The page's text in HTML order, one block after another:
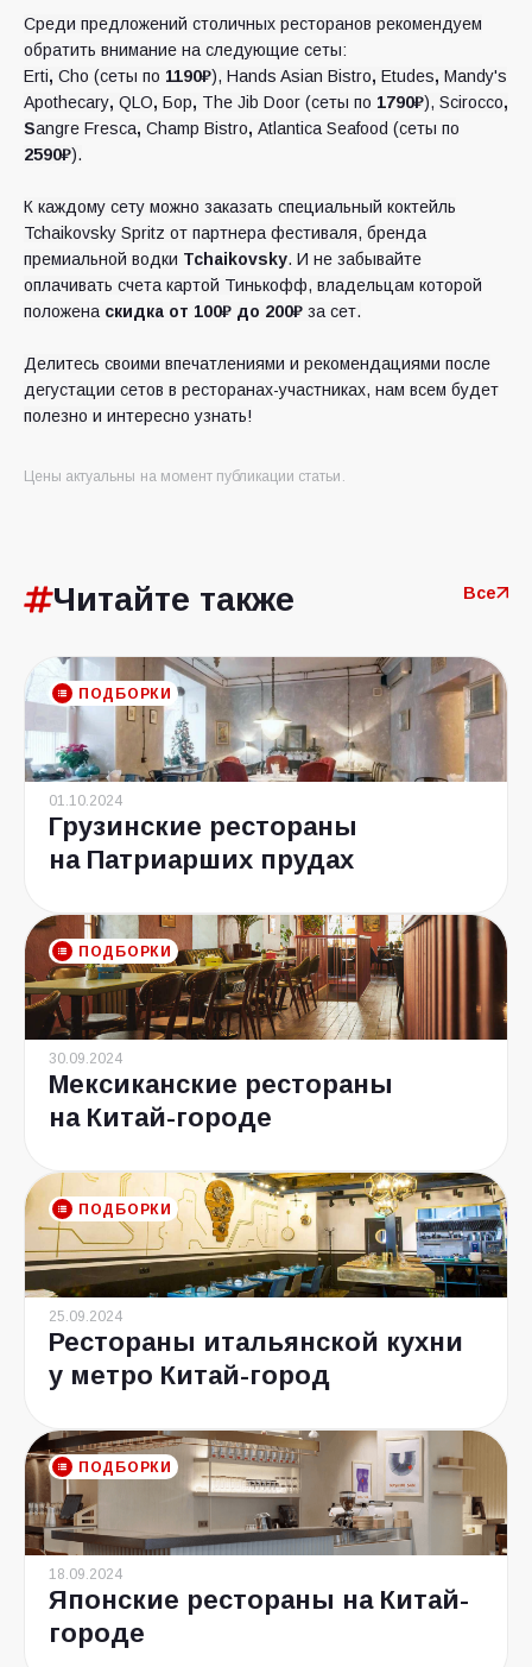
Среди предложений столичных ресторанов рекомендуем
обратить внимание на следующие сеты:
Erti, Cho (сеты по 1190₽), Hands Asian Bistro, Etudes, Mandy's
Apothecary, QLO, Бор, The Jib Door (сеты по 1790₽), Scirocco,
Sangre Fresca, Champ Bistro, Atlantica Seafood (сеты по
2590₽).
К каждому сету можно заказать специальный коктейль
Tchaikovsky Spritz от партнера фестиваля, бренда
премиальной водки Tchaikovsky. И не забывайте
оплачивать счета картой Тинькофф, владельцам которой
положена скидка от 100₽ до 200₽ за сет.
Делитесь своими впечатлениями и рекомендациями после
дегустации сетов в ресторанах-участниках, нам всем будет
полезно и интересно узнать!
Цены актуальны на момент публикации статьи.
Читайте также Все
ПОДБОРКИ
01.10.2024
Грузинские рестораны
на Патриарших прудах
ПОДБОРКИ
30.09.2024
Мексиканские рестораны
на Китай-городе
ПОДБОРКИ
25.09.2024
Рестораны итальянской кухни
у метро Китай-город
ПОДБОРКИ
18.09.2024
Японские рестораны на Китай-
городе